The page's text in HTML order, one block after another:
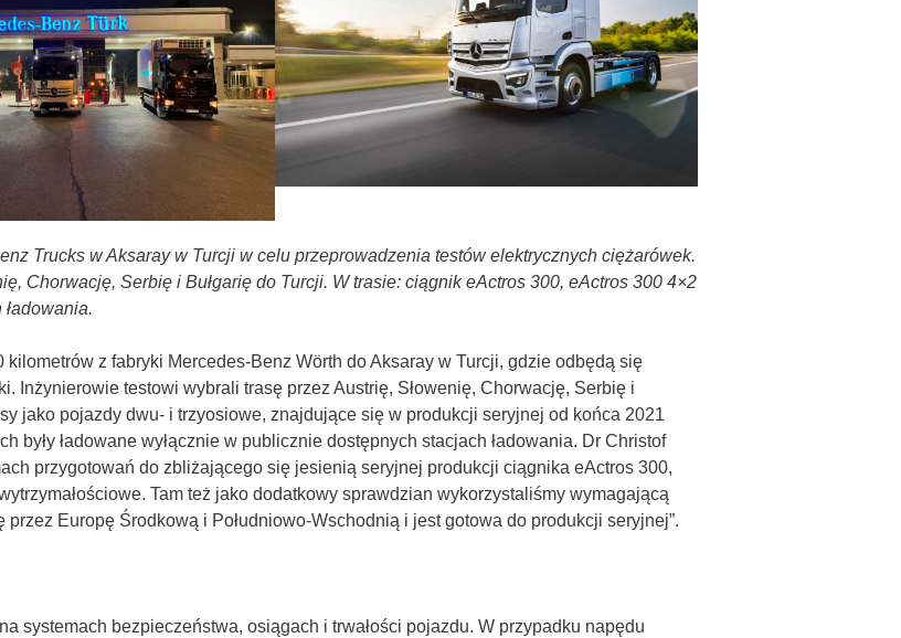
Trucks w Aksaray w Turcji w celu przeprowadzenia testów elektrycznych ciężarówek.
Chorwację, Serbię i Bułgarię do Turcji. W trasie: ciągnik eActros 300, eActros 300 4×2
z fabryki Mercedes-Benz Wörth do Aksaray w Turcji, gdzie odbędą się
Inżynierowie testowi wybrali trasę przez Austrię, Słowenię, Chorwację, Serbię i
jako pojazdy dwu- i trzyosiowe, znajdujące się w produkcji seryjnej od końca 2021
były ładowane wyłącznie w publicznie dostępnych stacjach ładowania. Dr Christof
przygotowań do zbliżającego się jesienią seryjnej produkcji ciągnika eActros 300,
Tam też jako dodatkowy sprawdzian wykorzystaliśmy wymagającą
Europę Środkową i Południowo-Wschodnią i jest gotowa do produkcji seryjnej”.
systemach bezpieczeństwa, osiągach i trwałości pojazdu. W przypadku napędu